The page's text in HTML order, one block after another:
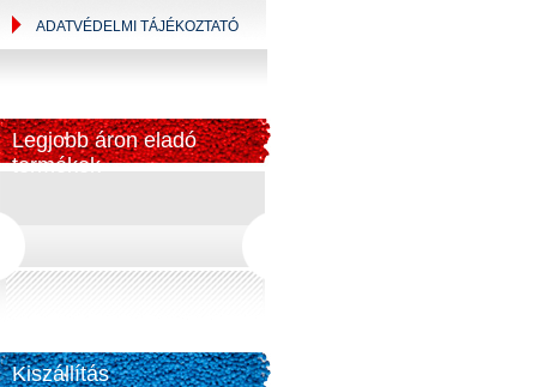
ADATVÉDELMI TÁJÉKOZTATÓ
Legjobb áron eladó
termékek
Kiszállítás